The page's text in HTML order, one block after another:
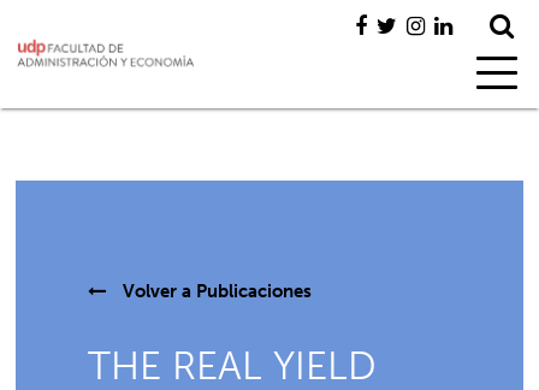
Volver a Publicaciones
THE REAL YIELD